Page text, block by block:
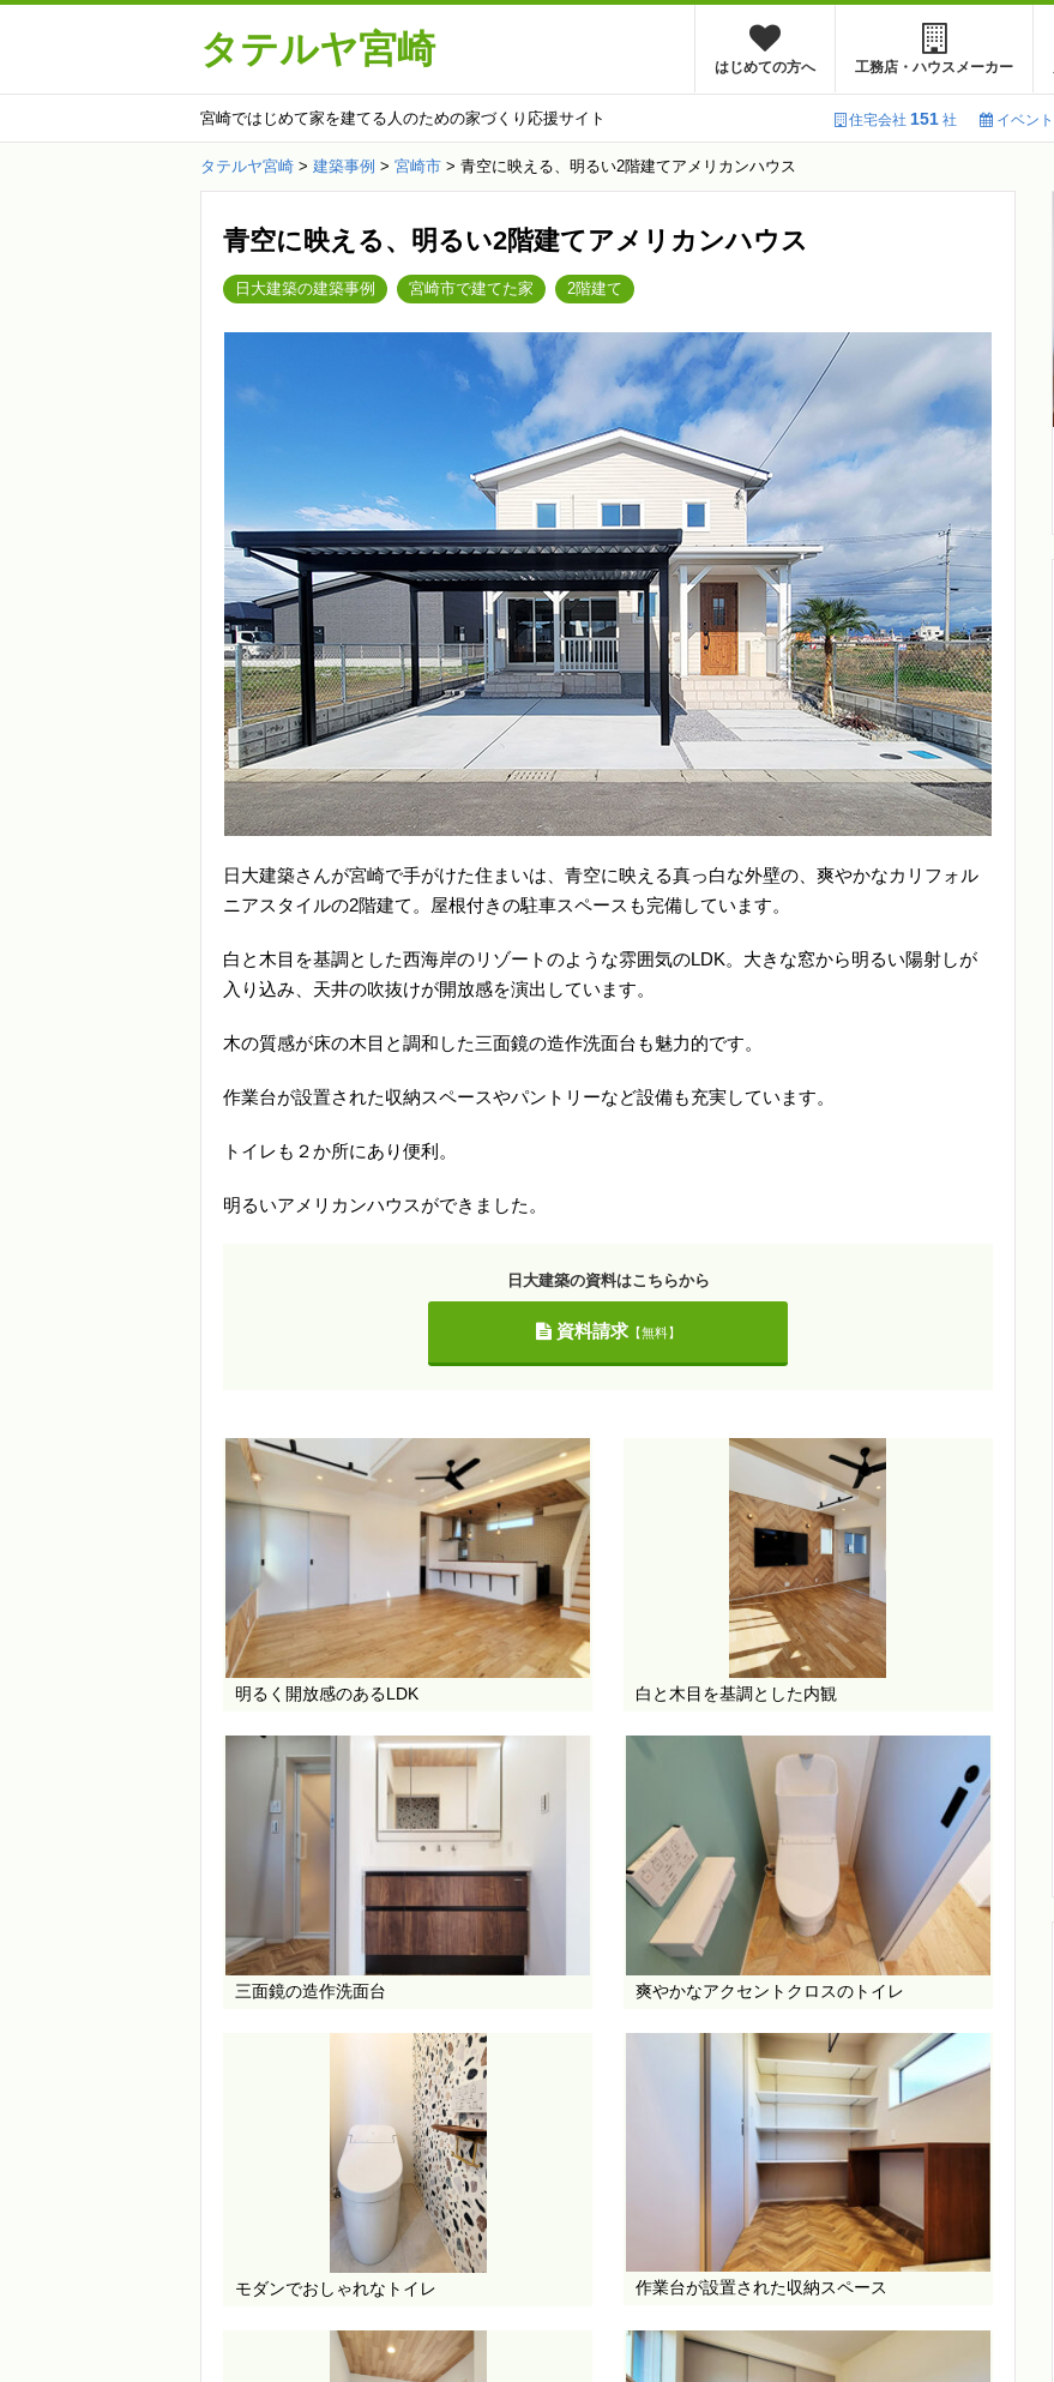
タテルヤ宮崎 はじめての方へ 工務店・ハウスメーカー
宮崎ではじめて家を建てる人のための家づくり応援サイト 住宅会社 151 社 イベント
タテルヤ宮崎 > 建築事例 > 宮崎市 > 青空に映える、明るい2階建てアメリカンハウス
青空に映える、明るい2階建てアメリカンハウス
日大建築の建築事例 宮崎市で建てた家 2階建て
日大建築さんが宮崎で手がけた住まいは、青空に映える真っ白な外壁の、爽やかなカリフォル
ニアスタイルの2階建て。屋根付きの駐車スペースも完備しています。
白と木目を基調とした西海岸のリゾートのような雰囲気のLDK。大きな窓から明るい陽射しが
入り込み、天井の吹抜けが開放感を演出しています。
木の質感が床の木目と調和した三面鏡の造作洗面台も魅力的です。
作業台が設置された収納スペースやパントリーなど設備も充実しています。
トイレも２か所にあり便利。
明るいアメリカンハウスができました。
日大建築の資料はこちらから
資料請求【無料】
明るく開放感のあるLDK 白と木目を基調とした内観
三面鏡の造作洗面台 爽やかなアクセントクロスのトイレ
モダンでおしゃれなトイレ 作業台が設置された収納スペース